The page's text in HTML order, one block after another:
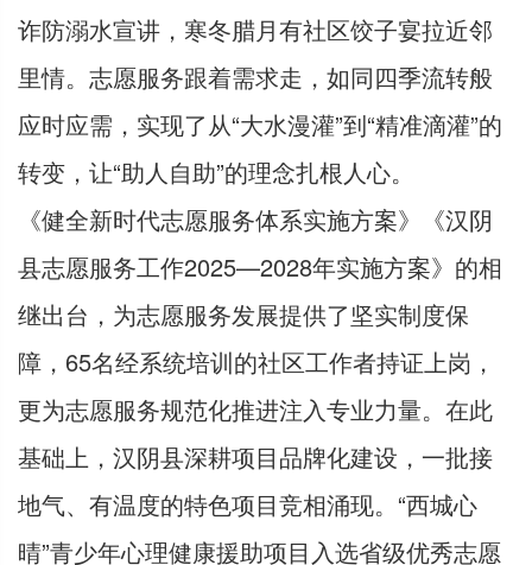
诈防溺水宣讲，寒冬腊月有社区饺子宴拉近邻
里情。志愿服务跟着需求走，如同四季流转般
应时应需，实现了从“大水漫灌”到“精准滴灌”的
转变，让“助人自助”的理念扎根人心。
《健全新时代志愿服务体系实施方案》《汉阴
县志愿服务工作2025—2028年实施方案》的相
继出台，为志愿服务发展提供了坚实制度保
障，65名经系统培训的社区工作者持证上岗，
更为志愿服务规范化推进注入专业力量。在此
基础上，汉阴县深耕项目品牌化建设，一批接
地气、有温度的特色项目竞相涌现。“西城心
晴”青少年心理健康援助项目入选省级优秀志愿